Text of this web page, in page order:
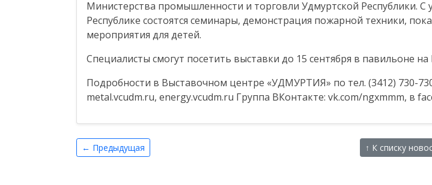
Министерства промышленности и торговли Удмуртской Республики.
Республике состоятся семинары, демонстрация пожарной техники,
мероприятия для детей.
Специалисты смогут посетить выставки до 15 сентября в павильоне
Подробности в Выставочном центре «УДМУРТИЯ» по тел. (3412) 730-
metal.vcudm.ru, energy.vcudm.ru Группа ВКонтакте: vk.com/ngxmmm, в
← Предыдущая ↑ К списку